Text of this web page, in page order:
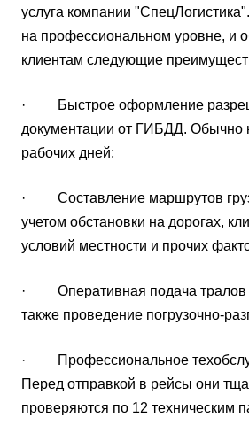
услуга компании
на профессиональном уровне, и
клиентам следующие
· Быстрое оформление
документации от ГИБДД. Обычно
рабочих дней;
· Составление маршрутов
учетом обстановки на дорогах,
условий местности и прочих
· Оперативная подача тралов
также проведение погрузочно-
· Профессиональное
Перед отправкой в рейсы они
проверяются по 12 техническим